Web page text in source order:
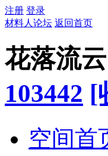
注册 登录
材料人论坛 返回首页
花落流
103442 [
空间首